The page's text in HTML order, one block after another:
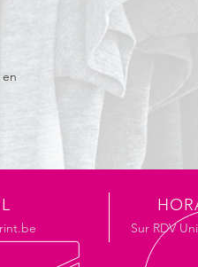
extensibles. Poches
droite zippée. Capuche
brossée à l'intérieur.
viz: EN ISO 20471:
TOM Classe 2 (modèle
Sur RDV